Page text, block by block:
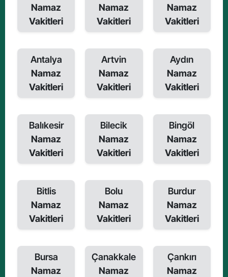
Namaz
Vakitleri
Namaz
Vakitleri
Namaz
Vakitleri
Antalya
Namaz
Vakitleri
Artvin
Namaz
Vakitleri
Aydın
Namaz
Vakitleri
Balıkesir
Namaz
Vakitleri
Bilecik
Namaz
Vakitleri
Bingöl
Namaz
Vakitleri
Bitlis
Namaz
Vakitleri
Bolu
Namaz
Vakitleri
Burdur
Namaz
Vakitleri
Bursa
Namaz
Çanakkale
Namaz
Çankırı
Namaz